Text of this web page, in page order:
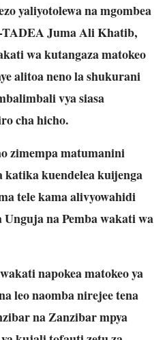
yaliyotolewa na mgombea
TADEA Juma Ali Khatib,
wa kutangaza matokeo
alitoa neno la shukurani
vya siasa
cha hicho.
zimempa matumanini
kuendelea kuijenga
tele kama alivyowahidi
na Pemba wakati wa
napokea matokeo ya
leo naomba nirejee tena
na Zanzibar mpya